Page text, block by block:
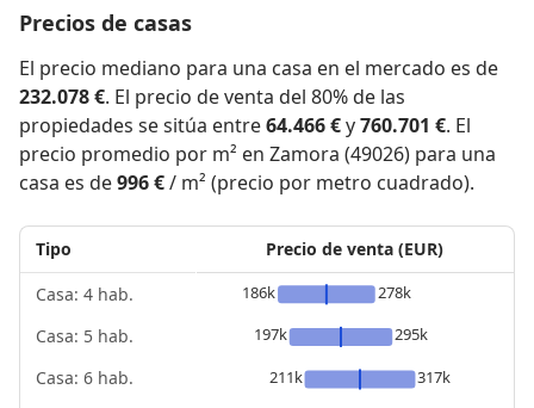
Precios de casas
El precio mediano para una casa en el mercado es de
232.078 €. El precio de venta del 80% de las
propiedades se sitúa entre64.466 €y760.701 €. El
precio promedio por m² en Zamora (49026) para una
casa es de996 €/ m² (precio por metro cuadrado).
Tipo
Casa: 4 hab.
Casa: 5 hab.
Casa: 6 hab.
Precio de venta (EUR)
186k
278k
197k
295k
211k
317k